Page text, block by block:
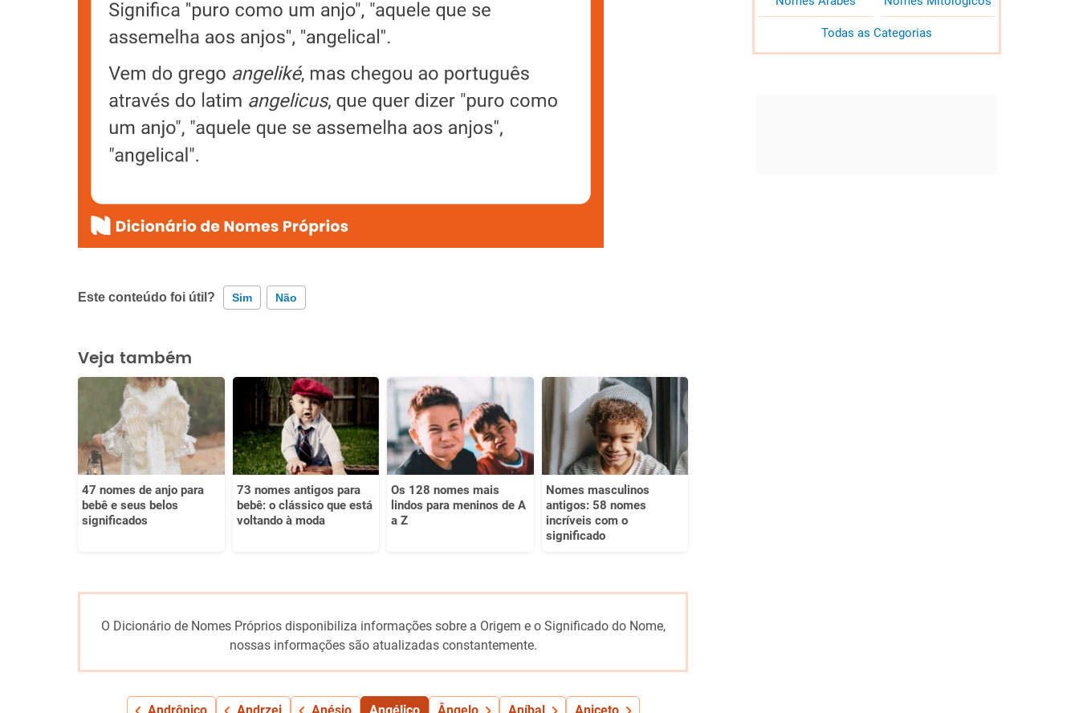
Este conteúdo foi útil? Sim Não
Este conteúdo contém informação incorreta
Este conteúdo não tem a informação que procuro
Outro
Veja também
47 nomes de anjo para
bebê e seus belos
significados
73 nomes antigos para
bebê: o clássico que está
voltando à moda
Os 128 nomes mais
lindos para meninos de A
a Z
Nomes masculinos
antigos: 58 nomes
incríveis com o
significado
O Dicionário de Nomes Próprios disponibiliza informações sobre a Origem e o Significado do Nome,
nossas informações são atualizadas constantemente.
Todas as Categorias